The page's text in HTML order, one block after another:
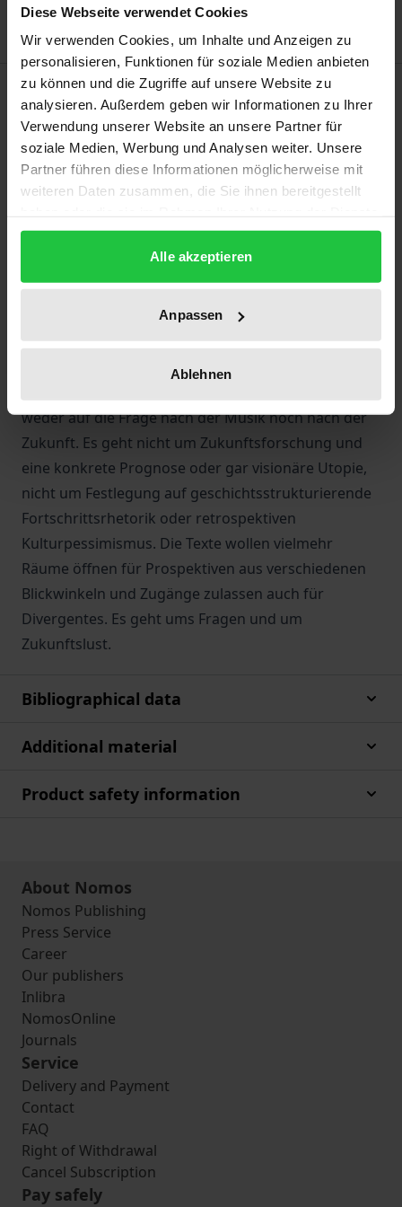
Diese Webseite verwendet Cookies
Wir verwenden Cookies, um Inhalte und Anzeigen zu
personalisieren, Funktionen für soziale Medien anbieten
zu können und die Zugriffe auf unsere Website zu
analysieren. Außerdem geben wir Informationen zu Ihrer
Verwendung unserer Website an unsere Partner für
soziale Medien, Werbung und Analysen weiter. Unsere
Partner führen diese Informationen möglicherweise mit
weiteren Daten zusammen, die Sie ihnen bereitgestellt
gesammelt haben.
Alle akzeptieren
Anpassen
Ablehnen
Description
Der Schweizer Schriftsteller Peter Bichsel warnte in
seinen Frankfurter Poetikvorlesungen von 1982 vor
Wörtern, die man nicht in die Mehrzahl setzen kann.
Angst vor dem Pathos 'wird wohl am ehesten die
Angst vor der Falschmünzerei mit großen Worten
sein'. Dieser Titel enthält gleich zwei große Worte:
die Zukunft und die Musik. Vorsicht ist geboten.
Abmilderung vom allzugroßen Pathos freilich
weder auf die Frage nach der Musik noch nach der
Zukunft. Es geht nicht um Zukunftsforschung und
eine konkrete Prognose oder gar visionäre Utopie,
nicht um Festlegung auf geschichtsstrukturierende
Fortschrittsrhetorik oder retrospektiven
Kulturpessimismus. Die Texte wollen vielmehr
Räume öffnen für Prospektiven aus verschiedenen
Blickwinkeln und Zugänge zulassen auch für
Divergentes. Es geht ums Fragen und um
Zukunftslust.
Bibliographical data
Additional material
Product safety information
About Nomos
Nomos Publishing
Press Service
Career
Our publishers
Inlibra
NomosOnline
Journals
Service
Delivery and Payment
Contact
FAQ
Right of Withdrawal
Cancel Subscription
Pay safely